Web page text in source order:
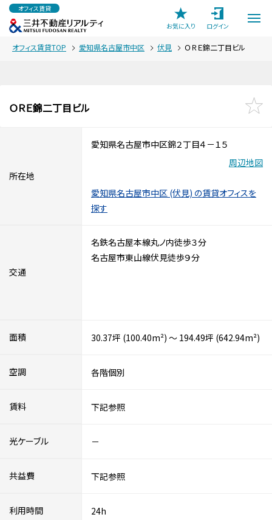
オフィス賃貸
お気に入り
ログイン
オフィス賃貸TOP 愛知県名古屋市中区 伏見 ＯＲＥ錦二丁目ビル
ＯＲＥ錦二丁目ビル
所在地
愛知県名古屋市中区錦２丁目４－１５
周辺地図
愛知県名古屋市中区 (伏見) の賃貸オフィスを
探す
交通
名鉄名古屋本線丸ノ内徒歩３分
名古屋市東山線伏見徒歩９分
面積 30.37坪 (100.40m²) ～ 194.49坪 (642.94m²)
空調 各階個別
賃料 下記参照
光ケーブル －
共益費 下記参照
利用時間 24h